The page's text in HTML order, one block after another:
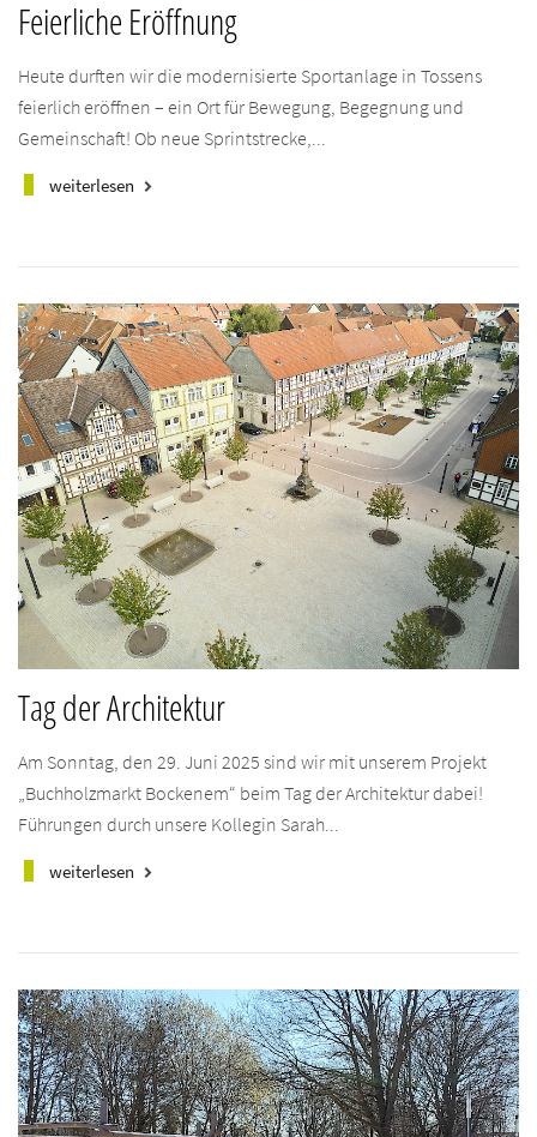
Feierliche Eröffnung
Heute durften wir die modernisierte Sportanlage in Tossens
feierlich eröffnen – ein Ort für Bewegung, Begegnung und
Gemeinschaft! Ob neue Sprintstrecke,...
weiterlesen keyboard_arrow_right
Tag der Architektur
Am Sonntag, den 29. Juni 2025 sind wir mit unserem Projekt
„Buchholzmarkt Bockenem“ beim Tag der Architektur dabei!
Führungen durch unsere Kollegin Sarah...
weiterlesen keyboard_arrow_right